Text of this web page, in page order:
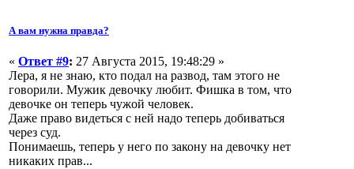
А вам нужна правда?
« Ответ #9: 27 Августа 2015, 19:48:29 »
Лера, я не знаю, кто подал на развод, там этого не
говорили. Мужик девочку любит. Фишка в том, что
девочке он теперь чужой человек.
Даже право видеться с ней надо теперь добиваться
через суд.
Понимаешь, теперь у него по закону на девочку нет
никаких прав...